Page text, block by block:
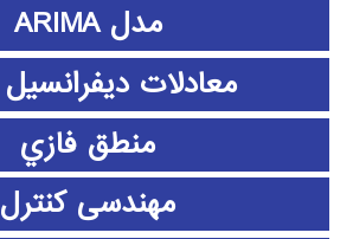
مدل ARIMA
معادلات دیفرانسیل ODE
منطق فازي
مهندسی کنترل